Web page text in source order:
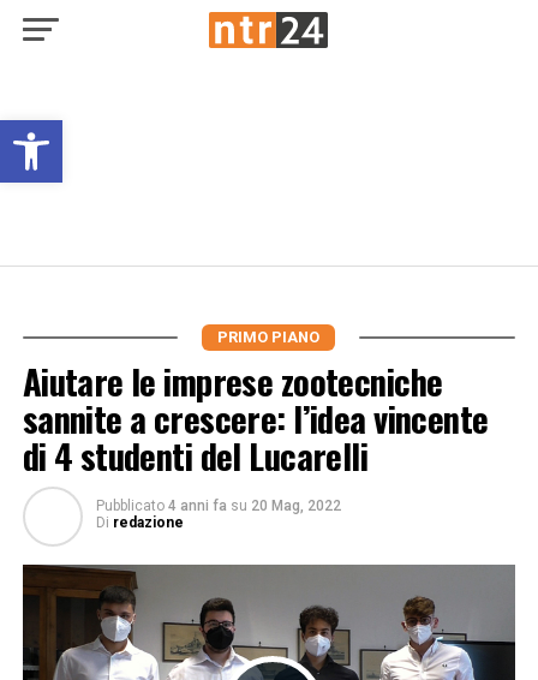
Open toolbar
PRIMO PIANO
Aiutare le imprese zootecniche
sannite a crescere: l’idea vincente
di 4 studenti del Lucarelli
Pubblicato 4 anni fa su 20 Mag, 2022
Di redazione